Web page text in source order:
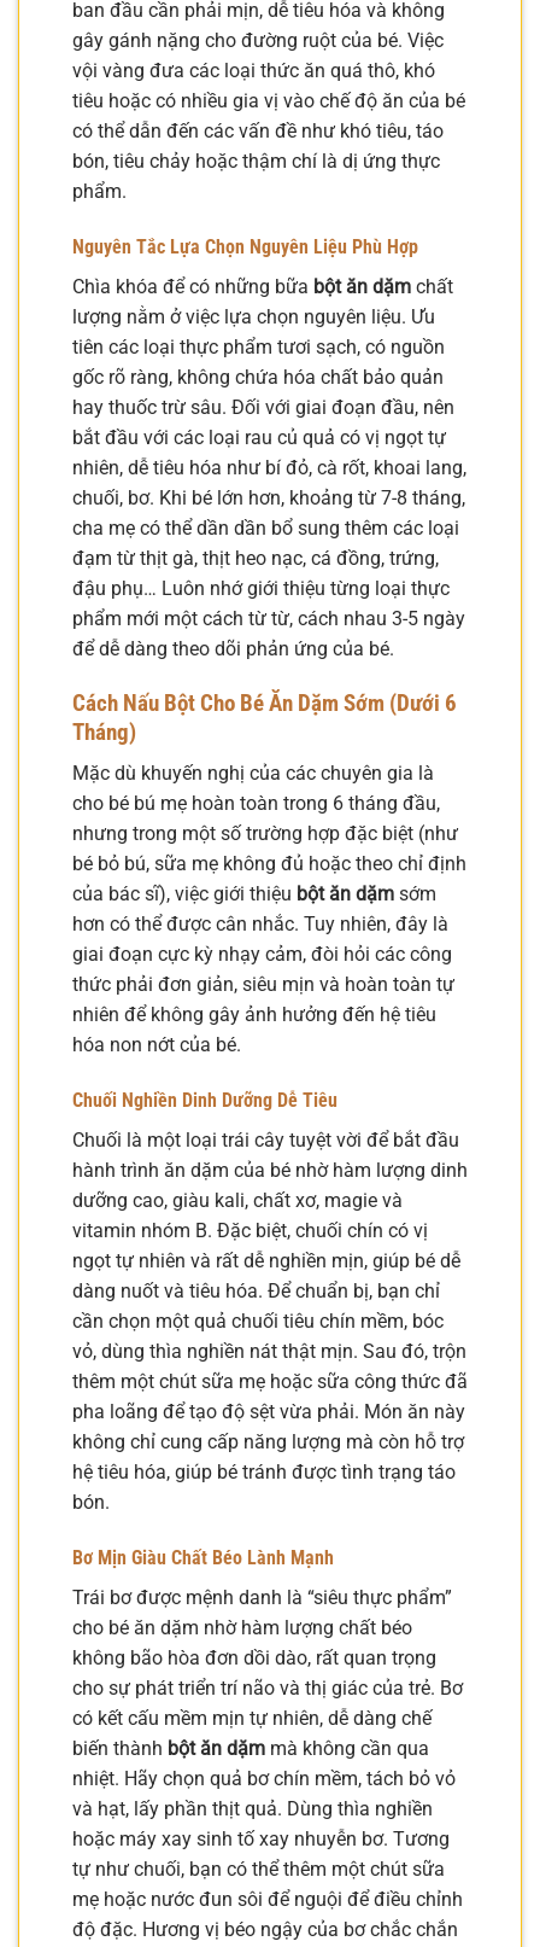
ban đầu cần phải mịn, dễ tiêu hóa và không
gây gánh nặng cho đường ruột của bé. Việc
vội vàng đưa các loại thức ăn quá thô, khó
tiêu hoặc có nhiều gia vị vào chế độ ăn của bé
có thể dẫn đến các vấn đề như khó tiêu, táo
bón, tiêu chảy hoặc thậm chí là dị ứng thực
phẩm.
Nguyên Tắc Lựa Chọn Nguyên Liệu Phù Hợp
Chìa khóa để có những bữa bột ăn dặm chất
lượng nằm ở việc lựa chọn nguyên liệu. Ưu
tiên các loại thực phẩm tươi sạch, có nguồn
gốc rõ ràng, không chứa hóa chất bảo quản
hay thuốc trừ sâu. Đối với giai đoạn đầu, nên
bắt đầu với các loại rau củ quả có vị ngọt tự
nhiên, dễ tiêu hóa như bí đỏ, cà rốt, khoai lang,
chuối, bơ. Khi bé lớn hơn, khoảng từ 7-8 tháng,
cha mẹ có thể dần dần bổ sung thêm các loại
đạm từ thịt gà, thịt heo nạc, cá đồng, trứng,
đậu phụ… Luôn nhớ giới thiệu từng loại thực
phẩm mới một cách từ từ, cách nhau 3-5 ngày
để dễ dàng theo dõi phản ứng của bé.
Cách Nấu Bột Cho Bé Ăn Dặm Sớm (Dưới 6
Tháng)
Mặc dù khuyến nghị của các chuyên gia là
cho bé bú mẹ hoàn toàn trong 6 tháng đầu,
nhưng trong một số trường hợp đặc biệt (như
bé bỏ bú, sữa mẹ không đủ hoặc theo chỉ định
của bác sĩ), việc giới thiệu bột ăn dặm sớm
hơn có thể được cân nhắc. Tuy nhiên, đây là
giai đoạn cực kỳ nhạy cảm, đòi hỏi các công
thức phải đơn giản, siêu mịn và hoàn toàn tự
nhiên để không gây ảnh hưởng đến hệ tiêu
hóa non nớt của bé.
Chuối Nghiền Dinh Dưỡng Dễ Tiêu
Chuối là một loại trái cây tuyệt vời để bắt đầu
hành trình ăn dặm của bé nhờ hàm lượng dinh
dưỡng cao, giàu kali, chất xơ, magie và
vitamin nhóm B. Đặc biệt, chuối chín có vị
ngọt tự nhiên và rất dễ nghiền mịn, giúp bé dễ
dàng nuốt và tiêu hóa. Để chuẩn bị, bạn chỉ
cần chọn một quả chuối tiêu chín mềm, bóc
vỏ, dùng thìa nghiền nát thật mịn. Sau đó, trộn
thêm một chút sữa mẹ hoặc sữa công thức đã
pha loãng để tạo độ sệt vừa phải. Món ăn này
không chỉ cung cấp năng lượng mà còn hỗ trợ
hệ tiêu hóa, giúp bé tránh được tình trạng táo
bón.
Bơ Mịn Giàu Chất Béo Lành Mạnh
Trái bơ được mệnh danh là “siêu thực phẩm”
cho bé ăn dặm nhờ hàm lượng chất béo
không bão hòa đơn dồi dào, rất quan trọng
cho sự phát triển trí não và thị giác của trẻ. Bơ
có kết cấu mềm mịn tự nhiên, dễ dàng chế
biến thành bột ăn dặm mà không cần qua
nhiệt. Hãy chọn quả bơ chín mềm, tách bỏ vỏ
và hạt, lấy phần thịt quả. Dùng thìa nghiền
hoặc máy xay sinh tố xay nhuyễn bơ. Tương
tự như chuối, bạn có thể thêm một chút sữa
mẹ hoặc nước đun sôi để nguội để điều chỉnh
độ đặc. Hương vị béo ngậy của bơ chắc chắn